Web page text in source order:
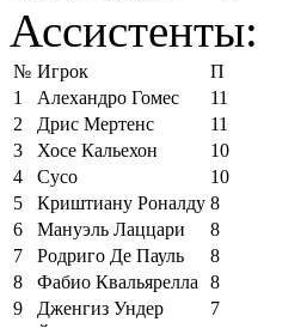
Ассистенты:
№ Игрок
П
1
Алехандро Гомес
11
2
Дрис Мертенс
11
3
Хосе Кальехон
10
4
Сусо
10
5
Криштиану Роналду 8
6
Мануэль Лаццари
8
7
Родриго Де Пауль
8
8
Фабио Квальярелла
8
9
Дженгиз Ундер
7